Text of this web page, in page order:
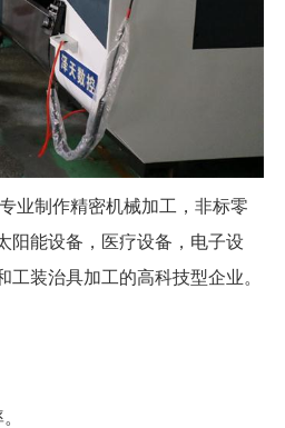
制作精密机械加工，非标零
阳能设备，医疗设备，电子设
装治具加工的高科技型企业。